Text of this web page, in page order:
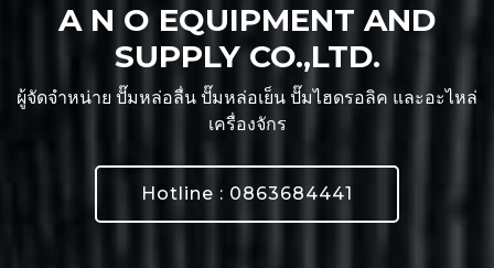
A N O EQUIPMENT AND
SUPPLY CO.,LTD.
ผู้จัดจำหน่าย ปั๊มหล่อลื่น ปั๊มหล่อเย็น ปั๊มไฮดรอลิค และอะไหล่
เครื่องจักร
Hotline : 0863684441